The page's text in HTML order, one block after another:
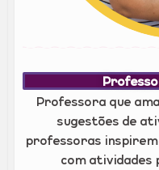
Professora que
sugestões de
professoras
com atividades